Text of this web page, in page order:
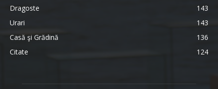
Dragoste
143
Urari
143
Casă şi Grădină
136
Citate
124